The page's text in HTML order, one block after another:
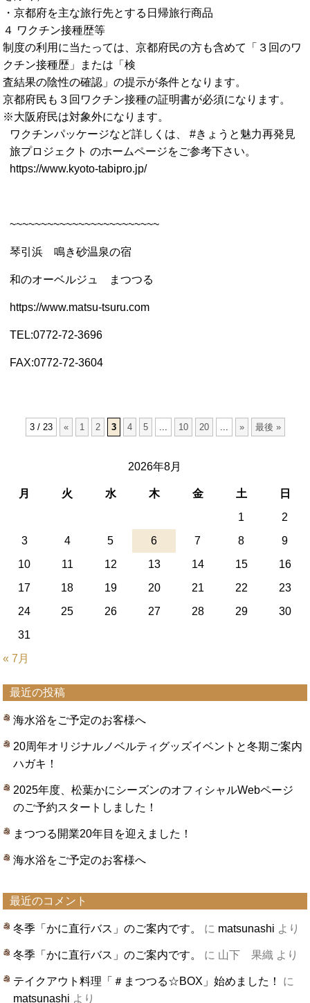
・京都府を主な旅行先とする日帰旅行商品
４ ワクチン接種歴等
制度の利用に当たっては、京都府民の方も含めて「３回のワ
クチン接種歴」または「検
査結果の陰性の確認」の提示が条件となります。
京都府民も３回ワクチン接種の証明書が必須になります。
※大阪府民は対象外になります。
ワクチンパッケージなど詳しくは、 #きょうと魅力再発見
旅プロジェクト のホームページをご参考下さい。
https://www.kyoto-tabipro.jp/
~~~~~~~~~~~~~~~~~~~~~~~~
琴引浜 鳴き砂温泉の宿
和のオーベルジュ まつつる
https://www.matsu-tsuru.com
TEL:0772-72-3696
FAX:0772-72-3604
3 / 23 « 1 2 3 4 5 ... 10 20 ... » 最後 »
2026年8月
月 火 水 木 金 土 日
« 7月
1
2
3
4 5 6 7 8
9
10
11 12 13 14 15
16
17
18 19 20 21 22
23
24
25 26 27 28 29
30
31
最近の投稿
海水浴をご予定のお客様へ
20周年オリジナルノベルティグッズイベントと冬期ご案内
ハガキ！
2025年度、松葉かにシーズンのオフィシャルWebページ
のご予約スタートしました！
まつつる開業20年目を迎えました！
海水浴をご予定のお客様へ
最近のコメント
冬季「かに直行バス」のご案内です。 に matsunashi より
冬季「かに直行バス」のご案内です。 に 山下 果織 より
テイクアウト料理「＃まつつる☆BOX」始めました！
に
matsunashi より